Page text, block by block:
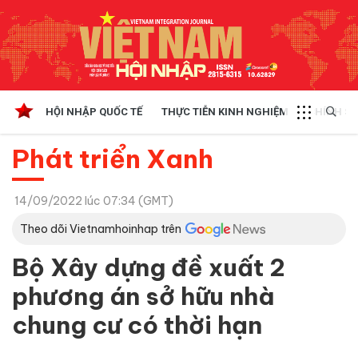
HỘI NHẬP QUỐC TẾ THỰC TIỄN KINH NGHIỆM CHÍNH
Phát triển Xanh
14/09/2022 lúc 07:34 (GMT)
Theo dõi Vietnamhoinhap trên
Bộ Xây dựng đề xuất 2
phương án sở hữu nhà
chung cư có thời hạn